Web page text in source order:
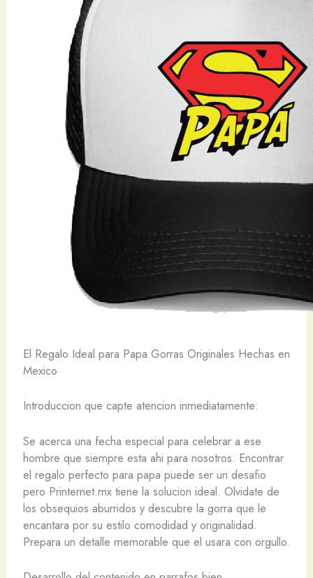
El Regalo Ideal para Papa Gorras Originales Hechas en
Mexico
Introduccion que capte atencion inmediatamente:
Se acerca una fecha especial para celebrar a ese
hombre que siempre esta ahi para nosotros. Encontrar
el regalo perfecto para papa puede ser un desafio
pero Printernet.mx tiene la solucion ideal. Olvidate de
los obsequios aburridos y descubre la gorra que le
encantara por su estilo comodidad y originalidad.
Prepara un detalle memorable que el usara con orgullo.